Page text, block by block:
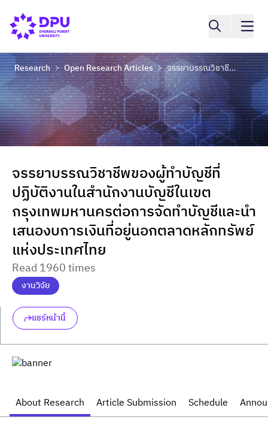
Research > Open Research Articles > จรรยาบรรณวิชาชีพของผู้ทำบัญชีที่ปฏิบัติงานในสำนักงานบัญชีในเขตกรุงเทพมหานครต่อการจัดทำบัญชีและนำเสนองบการเงินที่อยู่นอกตลาดหลักทรัพย์แห่งประเทศไทย
จรรยาบรรณวิชาชีพของผู้ทำบัญชีที่
ปฏิบัติงานในสำนักงานบัญชีในเขต
กรุงเทพมหานครต่อการจัดทำบัญชีและนำ
เสนองบการเงินที่อยู่นอกตลาดหลักทรัพย์
แห่งประเทศไทย
Read 1960 times
งานวิจัย
แชร์หน้านี้
About Research Article Submission Schedule